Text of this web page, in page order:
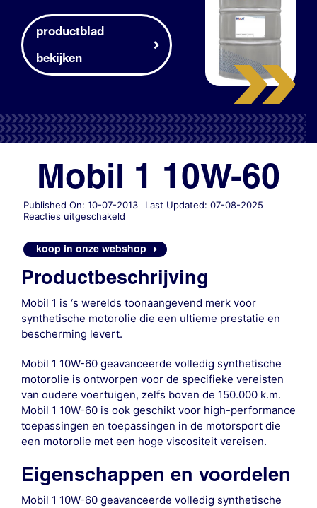
Kennisbank
productblad
bekijken
Mobil 1 10W-60
Published On: 10-07-2013
Last Updated: 07-08-2025
Reacties uitgeschakeldvoor
10W-
60
koop in onze webshop
Productbeschrijving
Mobil 1 is ‘s werelds toonaangevend merk voor
synthetische motorolie die een ultieme prestatie en
bescherming levert.
Mobil 1 10W-60 geavanceerde volledig synthetische
motorolie is ontworpen voor de specifieke vereisten
van oudere voertuigen, zelfs boven de 150.000 k.m.
Mobil 1 10W-60 is ook geschikt voor high-performance
toepassingen en toepassingen in de motorsport die
een motorolie met een hoge viscositeit vereisen.
Eigenschappen en voordelen
Mobil 1 10W-60 geavanceerde volledig synthetische